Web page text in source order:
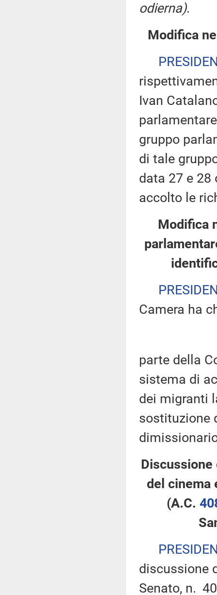
odierna).
Modifica
Ivan
gruppo
di tale
data 27 e 28
accolto le
Modifica
Camera ha
parte della
sistema di
dei migranti
sostituzione
del cinema
(A.C.
discussione
Senato, n.